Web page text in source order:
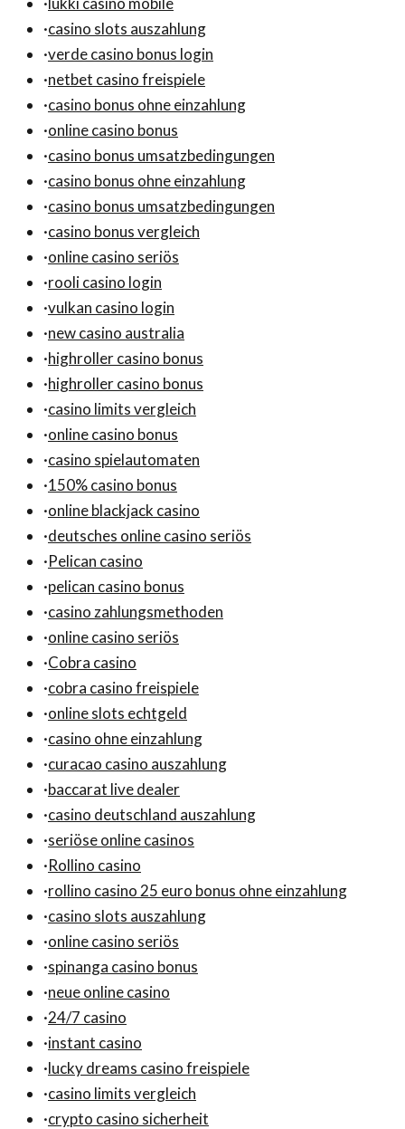
·casino slots auszahlung
·verde casino bonus login
·netbet casino freispiele
·casino bonus ohne einzahlung
·online casino bonus
·casino bonus umsatzbedingungen
·casino bonus ohne einzahlung
·casino bonus umsatzbedingungen
·casino bonus vergleich
·online casino seriös
·rooli casino login
·vulkan casino login
·new casino australia
·highroller casino bonus
·highroller casino bonus
·casino limits vergleich
·online casino bonus
·casino spielautomaten
·150% casino bonus
·online blackjack casino
·deutsches online casino seriös
·Pelican casino
·pelican casino bonus
·casino zahlungsmethoden
·online casino seriös
·Cobra casino
·cobra casino freispiele
·online slots echtgeld
·casino ohne einzahlung
·curacao casino auszahlung
·baccarat live dealer
·casino deutschland auszahlung
·seriöse online casinos
·Rollino casino
·rollino casino 25 euro bonus ohne einzahlung
·casino slots auszahlung
·online casino seriös
·spinanga casino bonus
·neue online casino
·24/7 casino
·instant casino
·lucky dreams casino freispiele
·casino limits vergleich
·crypto casino sicherheit